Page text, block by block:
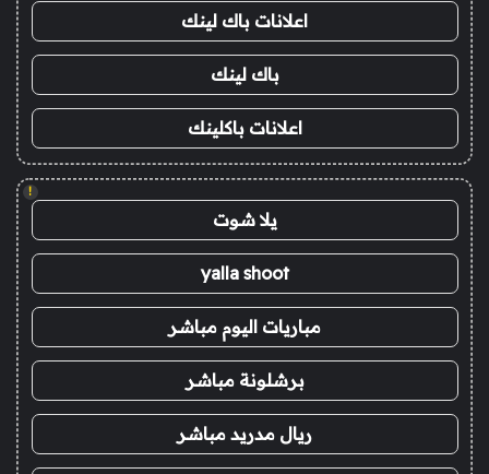
اعلانات باك لينك
باك لينك
اعلانات باكلينك
!
يلا شوت
yalla shoot
مباريات اليوم مباشر
برشلونة مباشر
ريال مدريد مباشر